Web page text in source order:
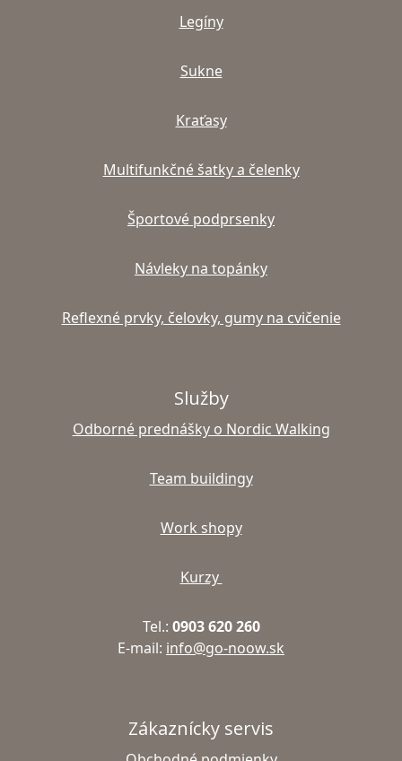
Legíny
Sukne
Kraťasy
Multifunkčné šatky a čelenky
Športové podprsenky
Návleky na topánky
Reflexné prvky, čelovky, gumy na cvičenie
Služby
Odborné prednášky o Nordic Walking
Team buildingy
Work shopy
Kurzy
Tel.: 0903 620 260
E-mail: info@go-noow.sk
Zákaznícky servis